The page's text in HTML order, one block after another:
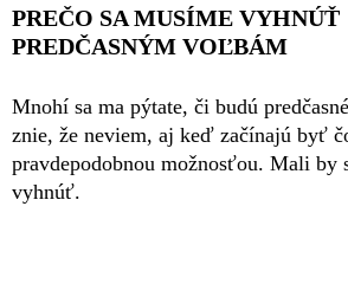
PREČO SA MUSÍME VYHNÚŤ
PREDČASNÝM VOĽBÁM
Mnohí sa ma pýtate, či budú
znie, že neviem, aj keď začínajú byť
pravdepodobnou možnosťou. Mali by
vyhnúť.